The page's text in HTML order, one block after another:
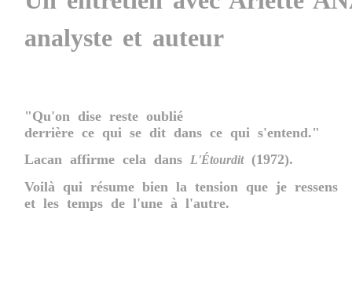
analyste et auteur
"Qu'on dise reste oublié
derrière ce qui se dit dans ce qui s'entend."
Lacan affirme cela dansL'Étourdit(1972).
Voilà qui résume bien la tension que je ressens
et les temps de l'une à l'autre.